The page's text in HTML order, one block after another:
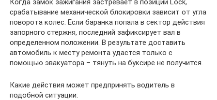
срабатывание механической блокировки зависит от угла
поворота колес. Если баранка попала в сектор действия
запорного стержня, последний зафиксирует вал в
определенном положении. В результате доставить
автомобиль к месту ремонта удастся только с
помощью эвакуатора – тянуть на буксире не получится.
Какие действия может предпринять водитель в
подобной ситуации: